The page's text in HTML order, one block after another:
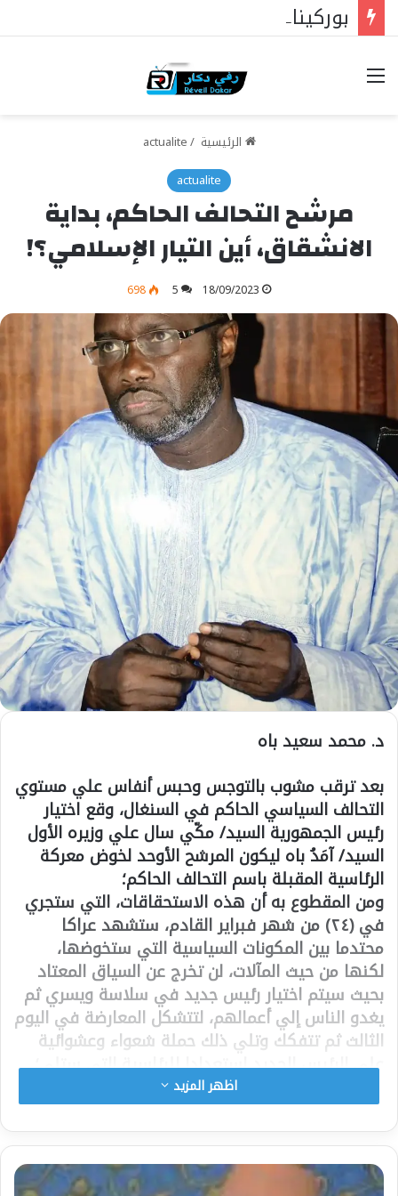
خيارات
الرئيسية /
actualite
actualite
مرشح التحالف الحاكم، بداية
الانشقاق، أين التيار الإسلامي؟!
18/09/2023
5
698
د. محمد سعيد باه
بعد ترقب مشوب بالتوجس وحبس أنفاس علي مستوي
التحالف السياسي الحاكم في السنغال، وقع اختيار
رئيس الجمهورية السيد/ مكّي سال علي وزيره الأول
السيد/ آمَدُ باه ليكون المرشح الأوحد لخوض معركة
الرئاسية المقبلة باسم التحالف الحاكم؛
ومن المقطوع به أن هذه الاستحقاقات، التي ستجري
في (٢٤) من شهر فبراير القادم، ستشهد عراكا
محتدما بين المكونات السياسية التي ستخوضها،
لكنها من حيث المآلات، لن تخرج عن السياق المعتاد
بحيث سيتم اختيار رئيس جديد في سلاسة ويسري ثم
يغدو الناس إلي أعمالهم، لتتشكل المعارضة في اليوم
الثالث ثم تتفكك وتلي ذلك حملة شعواء وعشوائية
علي الرئيس الجديد استعدادا للرئاسية التي ستلي؛
وقبل ذلك قد يعيش التحالف الحاكم حالة من التوتر
العالي بسبب التنافس، إلي حد التطاحن العنيف بين
الشخصيات التي كان كل واحد منها يتطلع إلي أن
بكون الخليفة المحتمل للرئيس الحالي وذلك منذ أن
أعلن الأخير رسميا عدم ترشحه لمأمورية رئاسية جديدة
اظهر المزيد